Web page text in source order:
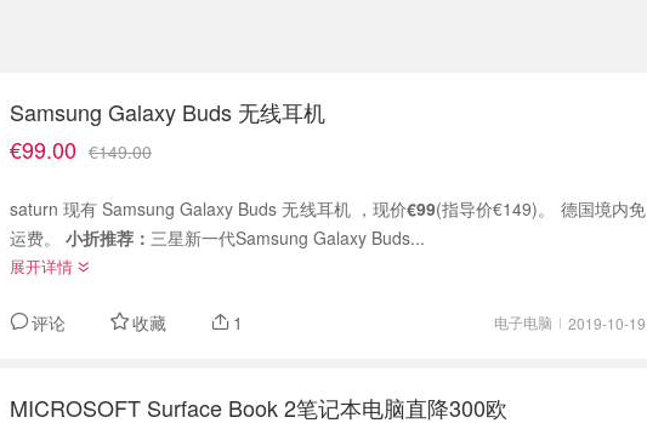
Samsung Galaxy Buds 无线耳机
€99.00 €149.00
saturn 现有 Samsung Galaxy Buds 无线耳机 ，现价€99(指导价€149)。 德国境内免
运费。 小折推荐： 三星新一代Samsung Galaxy Buds...
展开详情
评论 收藏 1 电子电脑 2019-10-19
MICROSOFT Surface Book 2笔记本电脑直降300欧